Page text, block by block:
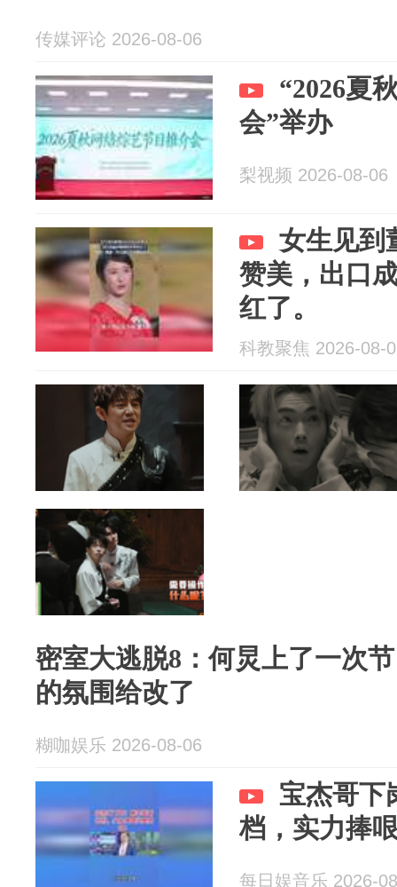
传媒评论 2026-08-06
“2026夏
会”举办
梨视频 2026-08-06
女生见到
赞美，出口
红了。
科教聚焦 2026-08-
密室大逃脱8：何炅上了一次
的氛围给改了
糊咖娱乐 2026-08-06
宝杰哥下
档，实力捧
每日娱音乐 2026-